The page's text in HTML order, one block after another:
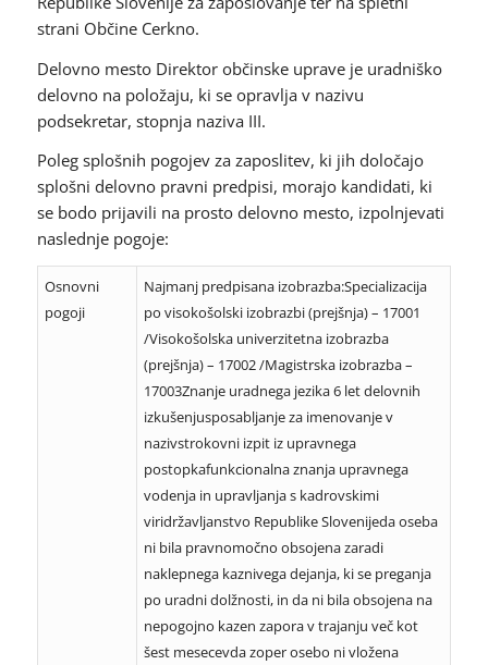
strani Občine Cerkno.
Delovno mesto Direktor občinske uprave je uradniško
delovno na položaju, ki se opravlja v nazivu
podsekretar, stopnja naziva III.
Poleg splošnih pogojev za zaposlitev, ki jih določajo
splošni delovno pravni predpisi, morajo kandidati, ki
se bodo prijavili na prosto delovno mesto, izpolnjevati
naslednje pogoje:
Osnovni
pogoji
Najmanj predpisana izobrazba:Specializacija
po visokošolski izobrazbi (prejšnja) – 17001
/Visokošolska univerzitetna izobrazba
(prejšnja) – 17002 /Magistrska izobrazba –
17003Znanje uradnega jezika 6 let delovnih
izkušenjusposabljanje za imenovanje v
nazivstrokovni izpit iz upravnega
postopkafunkcionalna znanja upravnega
vodenja in upravljanja s kadrovskimi
viridržavljanstvo Republike Slovenijeda oseba
ni bila pravnomočno obsojena zaradi
naklepnega kaznivega dejanja, ki se preganja
po uradni dolžnosti, in da ni bila obsojena na
nepogojno kazen zapora v trajanju več kot
šest mesecevda zoper osebo ni vložena